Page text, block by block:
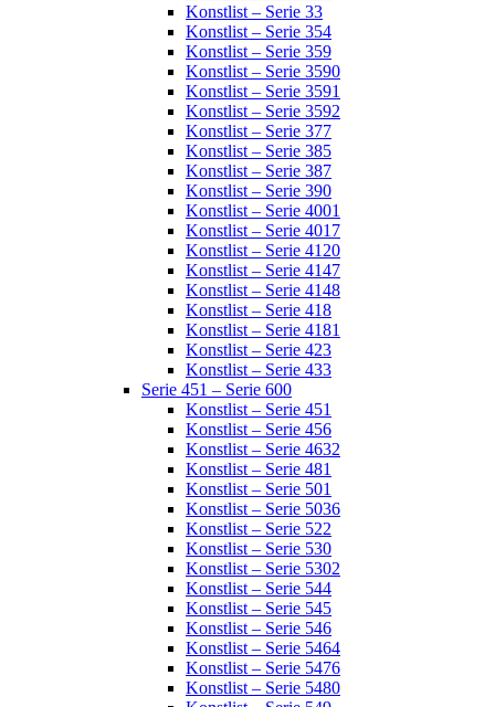
Konstlist – Serie 33
Konstlist – Serie 354
Konstlist – Serie 359
Konstlist – Serie 3590
Konstlist – Serie 3591
Konstlist – Serie 3592
Konstlist – Serie 377
Konstlist – Serie 385
Konstlist – Serie 387
Konstlist – Serie 390
Konstlist – Serie 4001
Konstlist – Serie 4017
Konstlist – Serie 4120
Konstlist – Serie 4147
Konstlist – Serie 4148
Konstlist – Serie 418
Konstlist – Serie 4181
Konstlist – Serie 423
Konstlist – Serie 433
Serie 451 – Serie 600
Konstlist – Serie 451
Konstlist – Serie 456
Konstlist – Serie 4632
Konstlist – Serie 481
Konstlist – Serie 501
Konstlist – Serie 5036
Konstlist – Serie 522
Konstlist – Serie 530
Konstlist – Serie 5302
Konstlist – Serie 544
Konstlist – Serie 545
Konstlist – Serie 546
Konstlist – Serie 5464
Konstlist – Serie 5476
Konstlist – Serie 5480